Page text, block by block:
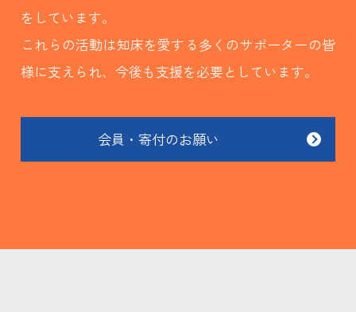
をしています。
これらの活動は知床を愛する多くのサポーターの皆
様に支えられ、今後も支援を必要としています。
会員・寄付のお願い